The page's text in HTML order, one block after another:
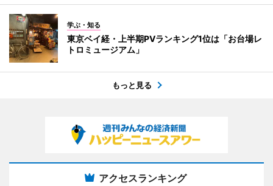
学ぶ・知る
東京ベイ経・上半期PVランキング1位は「お台場レ
トロミュージアム」
もっと見る
アクセスランキング